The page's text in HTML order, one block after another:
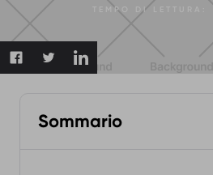
TEMPO DI LETTURA:
Sommario